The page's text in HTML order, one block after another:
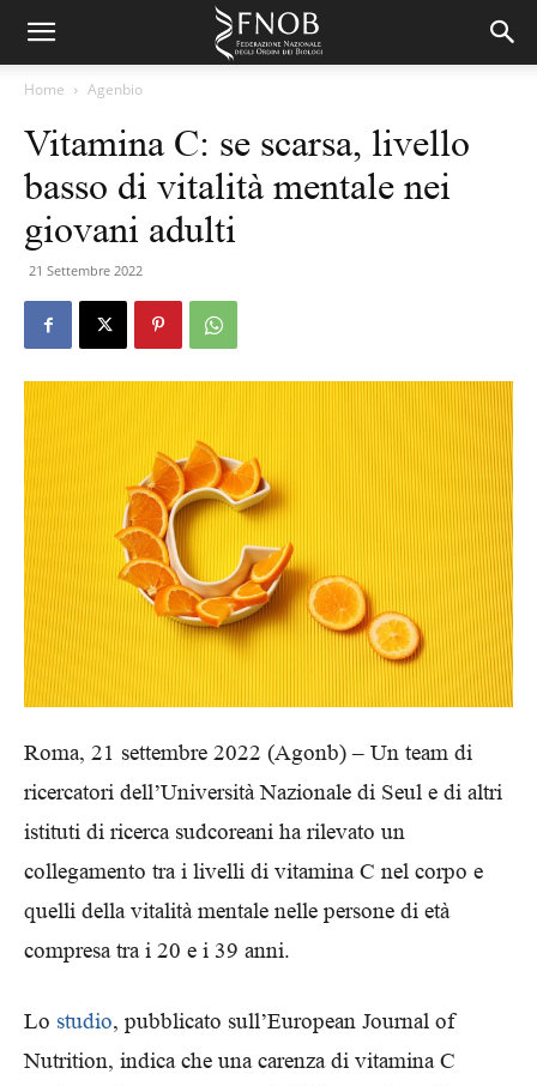
Home Agenbio
Vitamina C: se scarsa, livello
basso di vitalità mentale nei
giovani adulti
21 Settembre 2022
Roma, 21 settembre 2022 (Agonb) – Un team di
ricercatori dell’Università Nazionale di Seul e di altri
istituti di ricerca sudcoreani ha rilevato un
collegamento tra i livelli di vitamina C nel corpo e
quelli della vitalità mentale nelle persone di età
compresa tra i 20 e i 39 anni.
Lo studio, pubblicato sull’European Journal of
Nutrition, indica che una carenza di vitamina C